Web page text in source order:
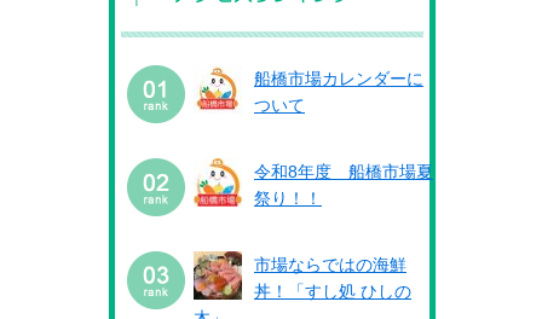
船橋市場カレンダーに
ついて
令和8年度 船橋市場夏
祭り！！
市場ならではの海鮮
丼！「すし処 ひしの